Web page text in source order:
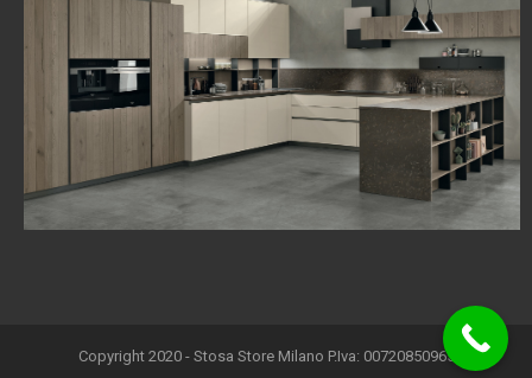
Copyright 2020 - Stosa Store Milano P.Iva: 00720850965